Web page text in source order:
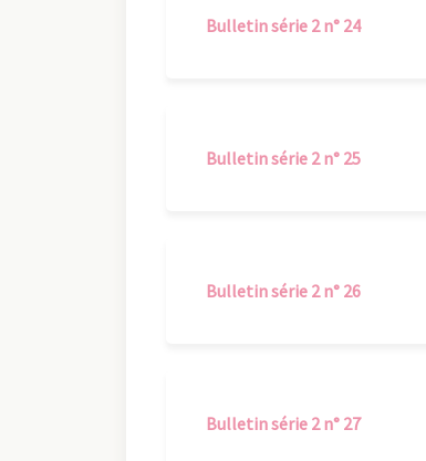
Bulletin série 2 n° 24
Bulletin série 2 n° 25
Bulletin série 2 n° 26
Bulletin série 2 n° 27